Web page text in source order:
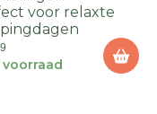
voor relaxte
voorraad